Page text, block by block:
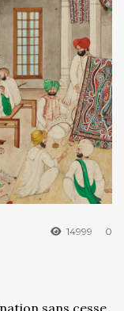
14999 0
sans cesse